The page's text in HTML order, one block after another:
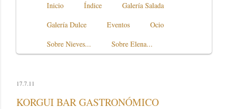
Inicio Índice
Galería Salada
Galería Dulce
Eventos
Ocio
Sobre Nieves...
Sobre Elena...
17.7.11
KORGUI BAR GASTRONÓMICO